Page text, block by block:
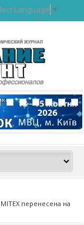
Language ▼
перенесена на